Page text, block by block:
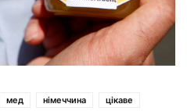
мед німеччина цікаве